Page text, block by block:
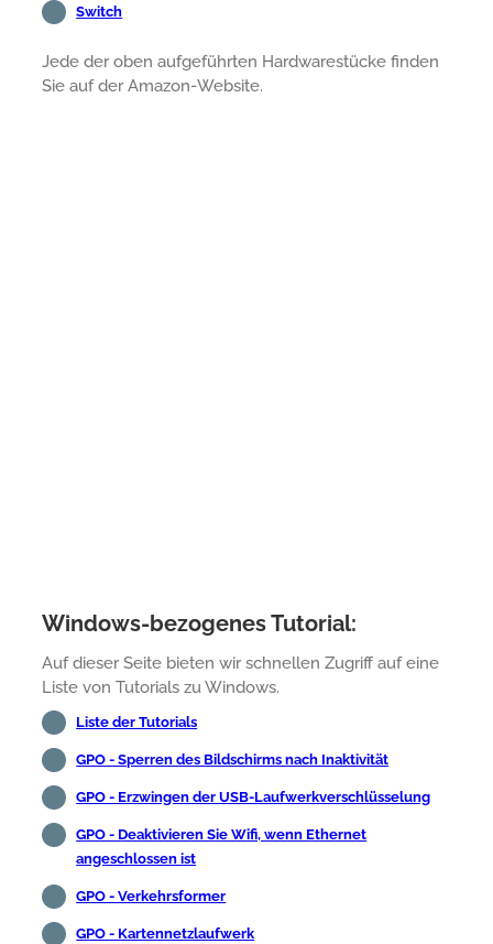
Switch
Jede der oben aufgeführten Hardwarestücke finden
Sie auf der Amazon-Website.
Windows-bezogenes Tutorial:
Auf dieser Seite bieten wir schnellen Zugriff auf eine
Liste von Tutorials zu Windows.
Liste der Tutorials
GPO - Sperren des Bildschirms nach Inaktivität
GPO - Erzwingen der USB-Laufwerkverschlüsselung
GPO - Deaktivieren Sie Wifi, wenn Ethernet
angeschlossen ist
GPO - Verkehrsformer
GPO - Kartennetzlaufwerk